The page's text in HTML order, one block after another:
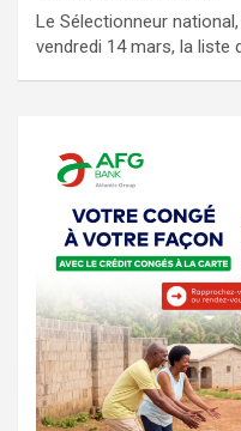
Le Sélectionneur
vendredi 14 mars, la liste